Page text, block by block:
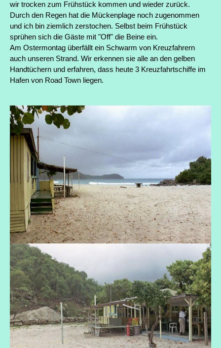
wir trocken zum Frühstück kommen und wieder zurück.
Durch den Regen hat die Mückenplage noch zugenommen
und ich bin ziemlich zerstochen. Selbst beim Frühstück
sprühen sich die Gäste mit "Off" die Beine ein.
Am Ostermontag überfällt ein Schwarm von Kreuzfahrern
auch unseren Strand. Wir erkennen sie alle an den gelben
Handtüchern und erfahren, dass heute 3 Kreuzfahrtschiffe im
Hafen von Road Town liegen.